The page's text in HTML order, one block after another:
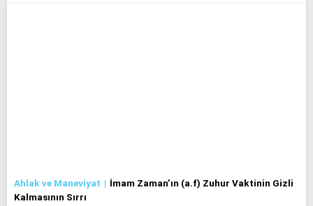
Ahlak ve Maneviyat
İmam Zaman’ın (a.f) Zuhur Vaktinin Gizli
Kalmasının Sırrı